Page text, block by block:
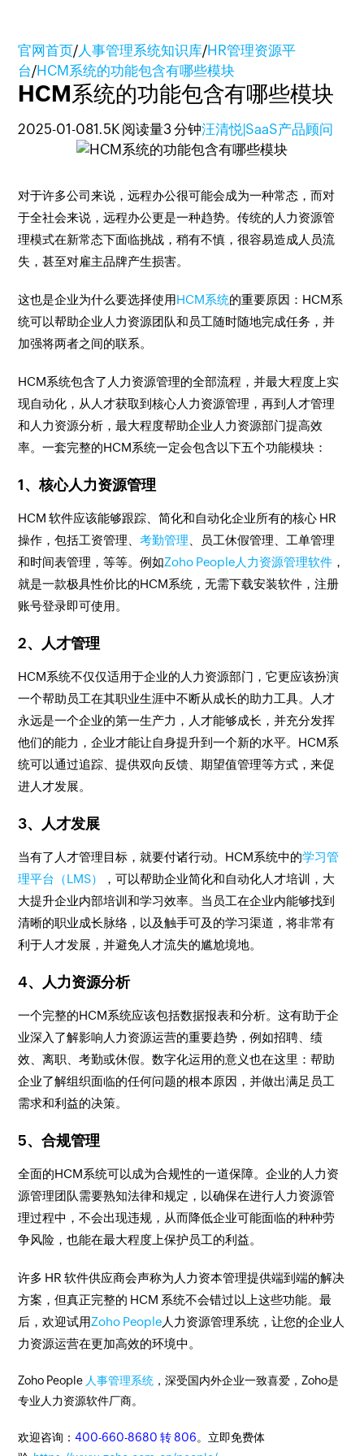
官网首页/人事管理系统知识库/HR管理资源平
台/HCM系统的功能包含有哪些模块
HCM系统的功能包含有哪些模块
2025-01-081.5K 阅读量3 分钟汪清悦|SaaS产品顾问
对于许多公司来说，远程办公很可能会成为一种常态，而对
于全社会来说，远程办公更是一种趋势。传统的人力资源管
理模式在新常态下面临挑战，稍有不慎，很容易造成人员流
失，甚至对雇主品牌产生损害。
这也是企业为什么要选择使用HCM系统的重要原因：HCM系
统可以帮助企业人力资源团队和员工随时随地完成任务，并
加强将两者之间的联系。
HCM系统包含了人力资源管理的全部流程，并最大程度上实
现自动化，从人才获取到核心人力资源管理，再到人才管理
和人力资源分析，最大程度帮助企业人力资源部门提高效
率。一套完整的HCM系统一定会包含以下五个功能模块：
1、核心人力资源管理
HCM 软件应该能够跟踪、简化和自动化企业所有的核心 HR
操作，包括工资管理、考勤管理 、员工休假管理、工单管理
和时间表管理，等等。例如Zoho People人力资源管理软件 ，
就是一款极具性价比的HCM系统，无需下载安装软件，注册
账号登录即可使用。
2、人才管理
HCM系统不仅仅适用于企业的人力资源部门，它更应该扮演
一个帮助员工在其职业生涯中不断从成长的助力工具。人才
永远是一个企业的第一生产力，人才能够成长，并充分发挥
他们的能力，企业才能让自身提升到一个新的水平。HCM系
统可以通过追踪、提供双向反馈、期望值管理等方式，来促
进人才发展。
3、人才发展
当有了人才管理目标，就要付诸行动。HCM系统中的学习管
理平台（LMS）
，可以帮助企业简化和自动化人才培训，大
大提升企业内部培训和学习效率。当员工在企业内能够找到
清晰的职业成长脉络，以及触手可及的学习渠道，将非常有
利于人才发展，并避免人才流失的尴尬境地。
4、人力资源分析
一个完整的HCM系统应该包括数据报表和分析。这有助于企
业深入了解影响人力资源运营的重要趋势，例如招聘、绩
效、离职、考勤或休假。数字化运用的意义也在这里：帮助
企业了解组织面临的任何问题的根本原因，并做出满足员工
需求和利益的决策。
5、合规管理
全面的HCM系统可以成为合规性的一道保障。企业的人力资
源管理团队需要熟知法律和规定，以确保在进行人力资源管
理过程中，不会出现违规，从而降低企业可能面临的种种劳
争风险，也能在最大程度上保护员工的利益。
许多 HR 软件供应商会声称为人力资本管理提供端到端的解决
方案，但真正完整的 HCM 系统不会错过以上这些功能。最
后，欢迎试用Zoho People人力资源管理系统，让您的企业人
力资源运营在更加高效的环境中。
Zoho People 人事管理系统 ，深受国内外企业一致喜爱，Zoho是
专业人力资源软件厂商。
欢迎咨询：400-660-8680 转 806。立即免费体